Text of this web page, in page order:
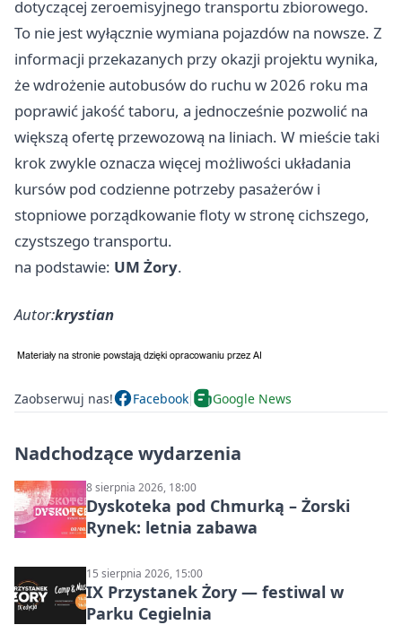
dotyczącej zeroemisyjnego transportu zbiorowego.
To nie jest wyłącznie wymiana pojazdów na nowsze. Z
informacji przekazanych przy okazji projektu wynika,
że wdrożenie autobusów do ruchu w 2026 roku ma
poprawić jakość taboru, a jednocześnie pozwolić na
większą ofertę przewozową na liniach. W mieście taki
krok zwykle oznacza więcej możliwości układania
kursów pod codzienne potrzeby pasażerów i
stopniowe porządkowanie floty w stronę cichszego,
czystszego transportu.
na podstawie: UM Żory.
Autor:krystian
Zaobserwuj nas! Facebook Google News
Nadchodzące wydarzenia
8 sierpnia 2026, 18:00
Dyskoteka pod Chmurką – Żorski
Rynek: letnia zabawa
15 sierpnia 2026, 15:00
IX Przystanek Żory — festiwal w
Parku Cegielnia